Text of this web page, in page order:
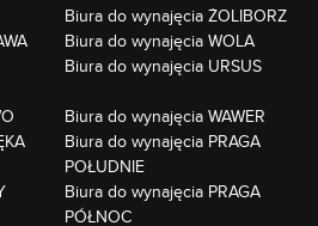
Biura do wynajęcia ŻOLIBORZ
Biura do wynajęcia WOLA
Biura do wynajęcia URSUS
Biura do wynajęcia WAWER
Biura do wynajęcia PRAGA
POŁUDNIE
Biura do wynajęcia PRAGA
PÓŁNOC